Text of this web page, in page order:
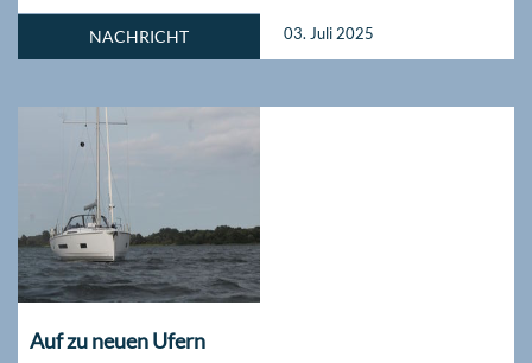
NACHRICHT 03. Juli 2025
Auf zu neuen Ufern